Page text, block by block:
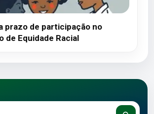
prazo de participação no
de Equidade Racial